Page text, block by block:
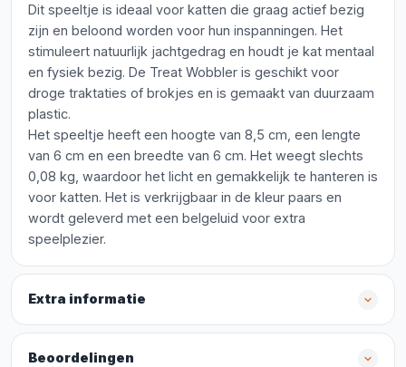
Dit speeltje is ideaal voor katten die graag actief bezig
zijn en beloond worden voor hun inspanningen. Het
stimuleert natuurlijk jachtgedrag en houdt je kat mentaal
en fysiek bezig. De Treat Wobbler is geschikt voor
droge traktaties of brokjes en is gemaakt van duurzaam
plastic.
Het speeltje heeft een hoogte van 8,5 cm, een lengte
van 6 cm en een breedte van 6 cm. Het weegt slechts
0,08 kg, waardoor het licht en gemakkelijk te hanteren is
voor katten. Het is verkrijgbaar in de kleur paars en
wordt geleverd met een belgeluid voor extra
speelplezier.
Extra informatie
Beoordelingen